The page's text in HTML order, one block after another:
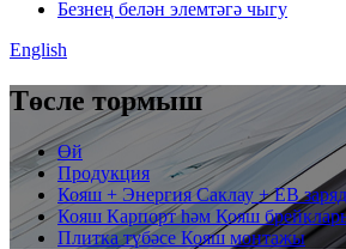
Безнең белән элемтәгә чыгу
English
Төсле тормыш
Өй
Продукция
Кояш + Энергия Саклау + ЕВ
Кояш Карпорт һәм Кояш
Плитка түбәсе Кояш монтажы